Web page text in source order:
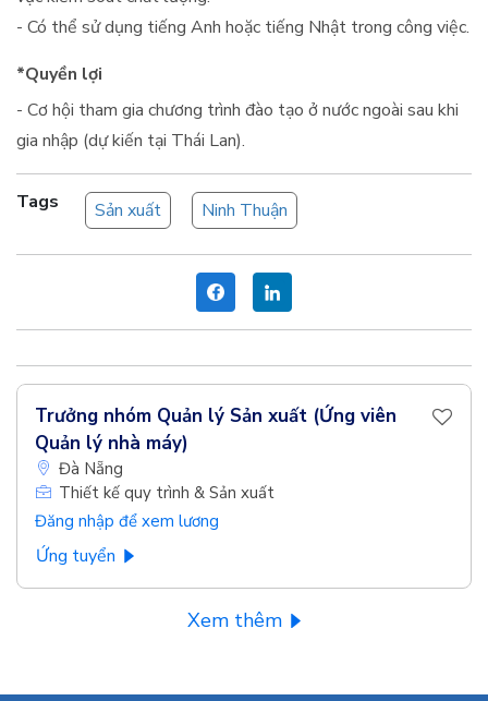
- Có thể sử dụng tiếng Anh hoặc tiếng Nhật trong công việc.
*Quyền lợi
- Cơ hội tham gia chương trình đào tạo ở nước ngoài sau khi
gia nhập (dự kiến tại Thái Lan).
Tags Sản xuất Ninh Thuận
Trưởng nhóm Quản lý Sản xuất (Ứng viên
Quản lý nhà máy)
Đà Nẵng
Thiết kế quy trình & Sản xuất
Đăng nhập để xem lương
Ứng tuyển
Xem thêm